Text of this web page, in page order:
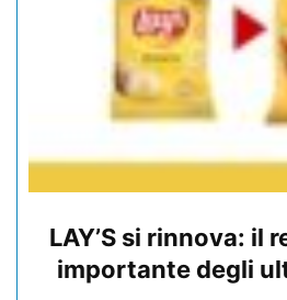
LAY’S si rinnova: il
importante degli